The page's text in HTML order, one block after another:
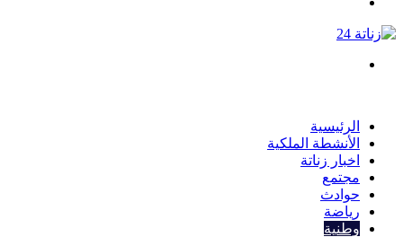
الرئيسية
الأنشطة الملكية
اخبار زناتة
مجتمع
حوادث
رياضة
وطنية